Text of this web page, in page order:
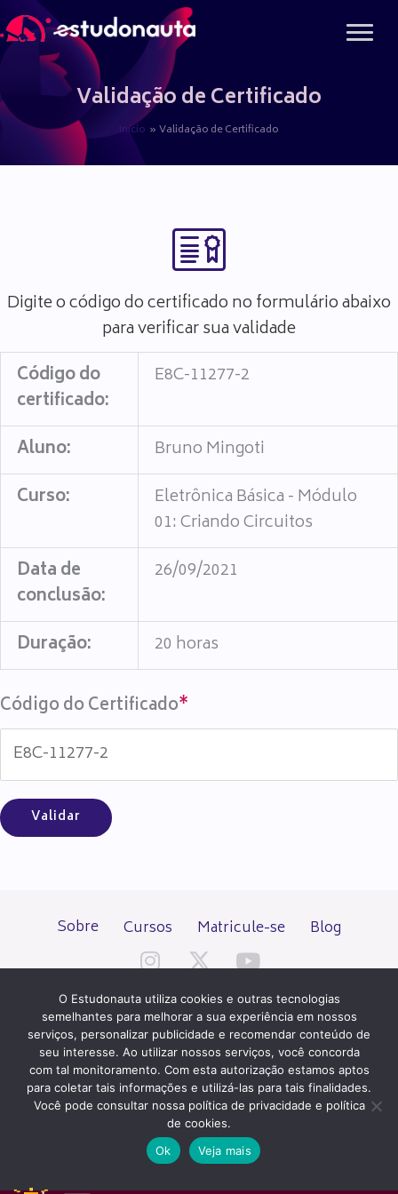
para
conteúdoValidação de Certificado
Início Validação de Certificado
Digite o código do certificado no formulário abaixo
para verificar sua validade
Código do
certificado:
E8C-11277-2
Aluno:
Bruno Mingoti
Curso:
Eletrônica Básica - Módulo
01: Criando Circuitos
Data de
conclusão:
26/09/2021
Duração: 20 horas
Código do Certificado*
Sobre Cursos Matricule-se Blog
Todos os direitos reservados desde 2000.
PATROCÍNIO E HOSPEDAGEM
O Estudonauta utiliza cookies e outras tecnologias
semelhantes para melhorar a sua experiência em nossos
serviços, personalizar publicidade e recomendar conteúdo de
seu interesse. Ao utilizar nossos serviços, você concorda
com tal monitoramento. Com esta autorização estamos aptos
para coletar tais informações e utilizá-las para tais finalidades.
Você pode consultar nossa política de privacidade e política
de cookies.
Ok
Veja mais